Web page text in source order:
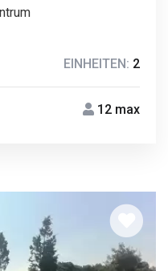
EINHEITEN: 2
12 max